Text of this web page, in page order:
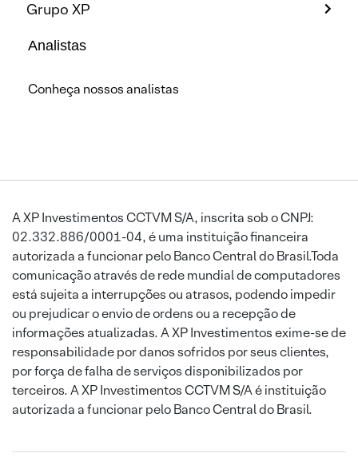
Grupo XP
Analistas
Conheça nossos analistas
A XP Investimentos CCTVM S/A, inscrita sob o CNPJ:
02.332.886/0001-04, é uma instituição financeira
autorizada a funcionar pelo Banco Central do Brasil.Toda
comunicação através de rede mundial de computadores
está sujeita a interrupções ou atrasos, podendo impedir
ou prejudicar o envio de ordens ou a recepção de
informações atualizadas. A XP Investimentos exime-se de
responsabilidade por danos sofridos por seus clientes,
por força de falha de serviços disponibilizados por
terceiros. A XP Investimentos CCTVM S/A é instituição
autorizada a funcionar pelo Banco Central do Brasil.